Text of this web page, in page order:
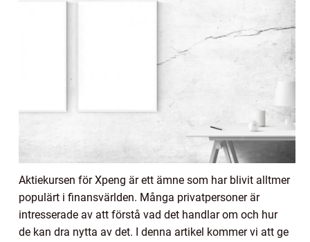
Aktiekursen för Xpeng är ett ämne som har blivit alltmer
populärt i finansvärlden. Många privatpersoner är
intresserade av att förstå vad det handlar om och hur
de kan dra nytta av det. I denna artikel kommer vi att ge